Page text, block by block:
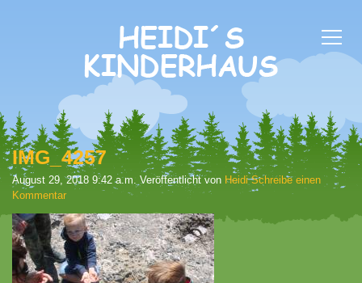
IMG_4257
August 29, 2018 9:42 a.m. Veröffentlicht von Heidi Schreibe einen
Kommentar